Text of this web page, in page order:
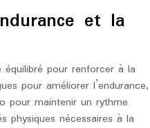
et la
équilibré pour renforcer à la
pour améliorer l’endurance,
pour maintenir un rythme
physiques nécessaires à la